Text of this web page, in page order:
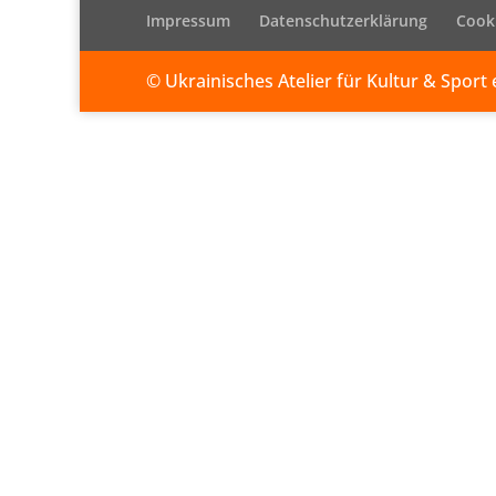
Impressum Datenschutzerklärung
© Ukrainisches Atelier für Kultur & Sport